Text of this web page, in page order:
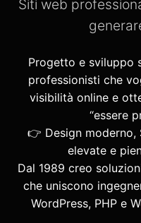
Siti web
Progetto e sviluppo
professionisti che
visibilità online e
“essere
👉 Design moderno,
elevate e
Dal 1989 creo
che uniscono
WordPress, PHP e